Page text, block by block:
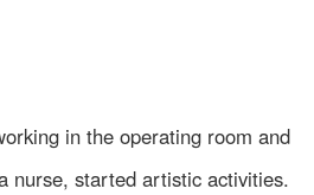
in the operating room and
nurse, started artistic activities.